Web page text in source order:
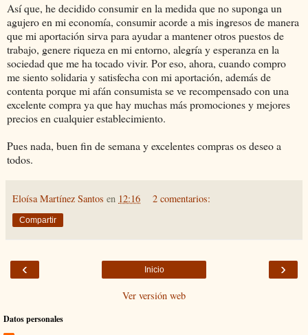
Así que, he decidido consumir en la medida que no suponga un
agujero en mi economía, consumir acorde a mis ingresos de manera
que mi aportación sirva para ayudar a mantener otros puestos de
trabajo, genere riqueza en mi entorno, alegría y esperanza en la
sociedad que me ha tocado vivir. Por eso, ahora, cuando compro
me siento solidaria y satisfecha con mi aportación, además de
contenta porque mi afán consumista se ve recompensado con una
excelente compra ya que hay muchas más promociones y mejores
precios en cualquier establecimiento.
Pues nada, buen fin de semana y excelentes compras os deseo a
todos.
Eloísa Martínez Santos en 12:16 2 comentarios:
Compartir
‹ ›
Inicio
Ver versión web
Datos personales